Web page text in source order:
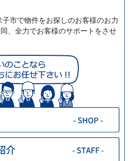
市で物件をお探しのお客様のお力
、全力でお客様のサポートをさせ